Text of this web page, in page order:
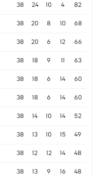
38 24 10 4 82
38 20 8 10 68
38 20 6 12 66
38 18 9 11 63
38 18 6 14 60
38 18 6 14 60
38 14 10 14 52
38 13 10 15 49
38 12 12 14 48
38 13 9 16 48